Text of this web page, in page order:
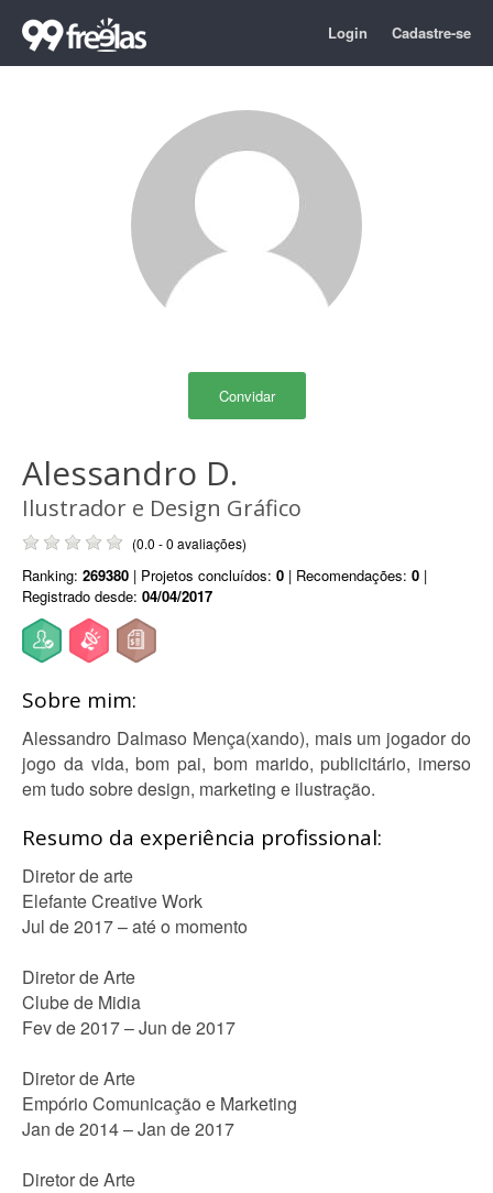
Login Cadastre-se
Convidar
Alessandro D.
Ilustrador e Design Gráfico
(0.0 - 0 avaliações)
Ranking: 269380 | Projetos concluídos: 0 | Recomendações: 0 |
Registrado desde: 04/04/2017
Sobre mim:
Alessandro Dalmaso Mença(xando), mais um jogador do
jogo da vida, bom pai, bom marido, publicitário, imerso
em tudo sobre design, marketing e ilustração.
Resumo da experiência profissional:
Diretor de arte
Elefante Creative Work
Jul de 2017 – até o momento
Diretor de Arte
Clube de Midia
Fev de 2017 – Jun de 2017
Diretor de Arte
Empório Comunicação e Marketing
Jan de 2014 – Jan de 2017
Diretor de Arte